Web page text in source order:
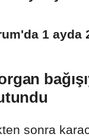
1 ayda
sonra